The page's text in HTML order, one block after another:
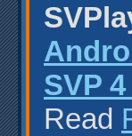
SVP 4
Read